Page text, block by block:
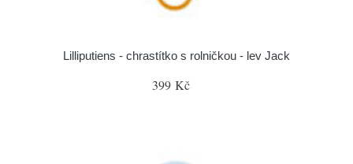
Lilliputiens - chrastítko s rolničkou - lev Jack
399 Kč